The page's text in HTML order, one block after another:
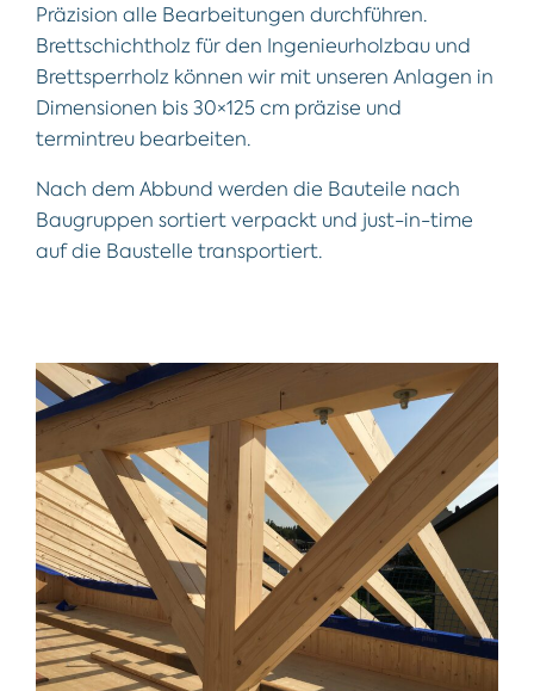
Präzision alle Bearbeitungen durchführen.
Brettschichtholz für den Ingenieurholzbau und
Brettsperrholz können wir mit unseren Anlagen in
Dimensionen bis 30×125 cm präzise und
termintreu bearbeiten.
Nach dem Abbund werden die Bauteile nach
Baugruppen sortiert verpackt und just-in-time
auf die Baustelle transportiert.